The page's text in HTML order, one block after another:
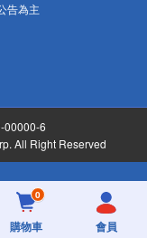
告為主
00000-6
All Right Reserved
0
購物車 會員